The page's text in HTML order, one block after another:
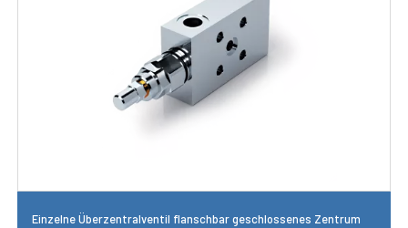
Einzelne Überzentralventil flanschbar geschlossenes Zentrum